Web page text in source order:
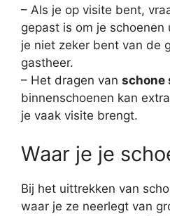
– Als je op visite bent,
gepast is om je
je niet zeker bent van de
gastheer.
– Het dragen van schone
binnenschoenen kan
je vaak visite brengt.
Waar je je
Bij het uittrekken van
waar je ze neerlegt van